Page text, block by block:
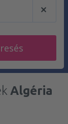
Algéria